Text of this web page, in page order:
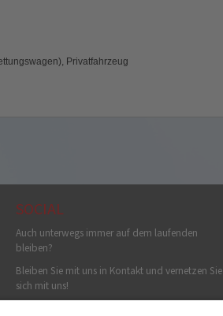
Privatfahrzeug
SOCIAL
Auch unterwegs immer auf dem laufenden
bleiben?
Bleiben Sie mit uns in Kontakt und vernetzen Sie
sich mit uns!